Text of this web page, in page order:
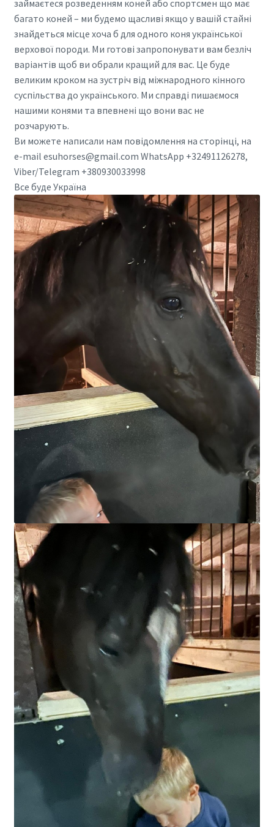
займаєтеся розведенням коней або спортсмен що має
багато коней – ми будемо щасливі якщо у вашій стайні
знайдеться місце хоча б для одного коня української
верхової породи. Ми готові запропонувати вам безліч
варіантів щоб ви обрали кращий для вас. Це буде
великим кроком на зустріч від міжнародного кінного
суспільства до українського. Ми справді пишаємося
нашими конями та впевнені що вони вас не
розчарують.
Ви можете написали нам повідомлення на сторінці, на
e-mail esuhorses@gmail.com WhatsApp +32491126278,
Viber/Telegram +380930033998
Все буде Україна